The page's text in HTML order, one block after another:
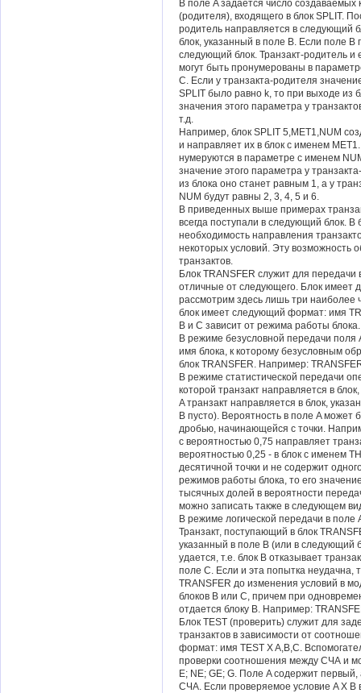
В поле A задается число создаваемых
(родителя), входящего в блок SPLIT.
родитель направляется в следующий
блок, указанный в поле B. Если поле B
следующий блок. Транзакт-родитель и
могут быть пронумерованы в
C. Если у транзакта-родителя
SPLIT было равно k, то при выходе из
значения этого параметра у
т.д.
Например, блок SPLIT 5,MET1,NUM
и направляет их в блок с именем
нумеруются в параметре с именем
значение этого параметра у
из блока оно станет равным 1, а у
NUM будут равны 2, 3, 4, 5 и 6.
В приведенных выше примерах
всегда поступали в следующий блок.
необходимость направления
некоторых условий. Эту возможность
транзактов.
Блок TRANSFER служит для передачи
отличные от следующего. Блок имеет
рассмотрим здесь лишь три наиболее
блок имеет следующий формат: имя
B и C зависит от режима работы блока.
В режиме безусловной передачи поля
имя блока, к которому безусловным
блок TRANSFER. Например:
В режиме статистической передачи
которой транзакт направляется в
A транзакт направляется в блок,
B пусто). Вероятность в поле A может
дробью, начинающейся с точки.
с вероятностью 0,75 направляет
вероятностью 0,25 - в блок с именем
десятичной точки и не содержит
режимов работы блока, то его
тысячных долей в вероятности
можно записать также в следующем
В режиме логической передачи в поле
Транзакт, поступающий в блок
указанный в поле B (или в следующий
удается, т.е. блок B отказывает
поле C. Если и эта попытка неудачна,
TRANSFER до изменения условий в
блоков B или C, причем при
отдается блоку B. Например:
Блок TEST (проверить) служит для
транзактов в зависимости от
формат: имя TEST X A,B,C.
проверки соотношения между СЧА и
E; NE; GE; G. Поле A содержит
СЧА. Если проверяемое условие A X B